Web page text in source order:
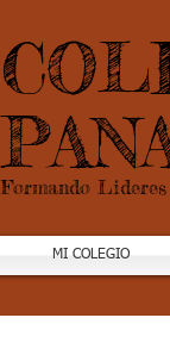
Formando
MI COLEGIO